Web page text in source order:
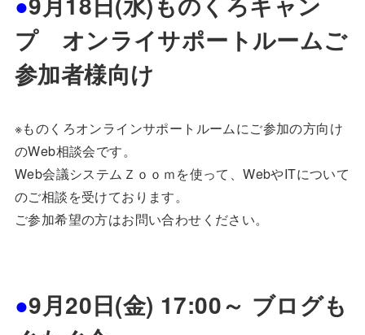
プ オンライサポートルームご
参加者様向け
※ものくろオンラインサポートルームにご参加の方向け
のWeb相談会です。
Web会議システムＺｏｏｍを使って、WebやITについて
のご相談を受けております。
ご参加希望の方はお問い合わせください。
●9月20日(金) 17:00～ ブログも